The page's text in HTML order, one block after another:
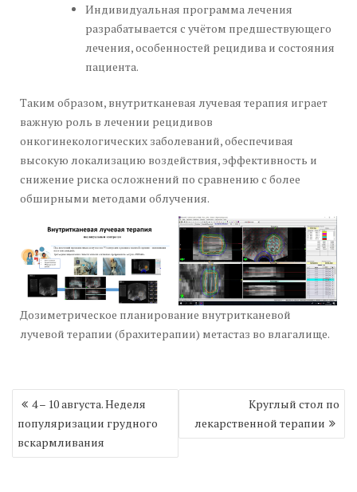
Индивидуальная программа лечения
разрабатывается с учётом предшествующего
лечения, особенностей рецидива и состояния
пациента.
Таким образом, внутритканевая лучевая терапия играет
важную роль в лечении рецидивов
онкогинекологических заболеваний, обеспечивая
высокую локализацию воздействия, эффективность и
снижение риска осложнений по сравнению с более
обширными методами облучения.
Дозиметрическое планирование внутритканевой
лучевой терапии (брахитерапии) метастаз во влагалище.
Навигация
по
записям
4 – 10 августа. Неделя
популяризации грудного
вскармливания
Круглый стол по
лекарственной терапии